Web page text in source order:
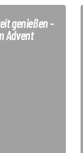
genießen -
Advent